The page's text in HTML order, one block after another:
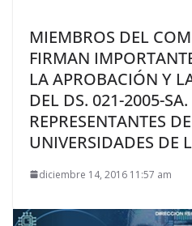
MIEMBROS DEL
FIRMAN
LA APROBACIÓN Y
DEL DS. 021-2005-
REPRESENTANTES
UNIVERSIDADES DE
diciembre 14, 2016 11:57 am